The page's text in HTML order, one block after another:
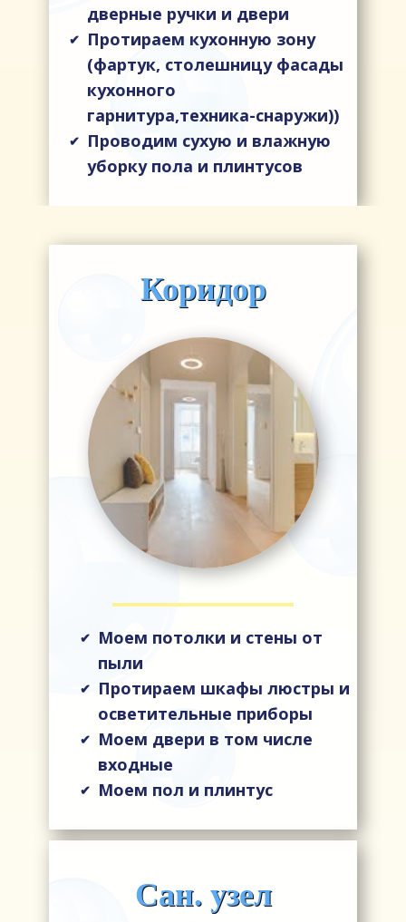
дверные ручки и двери
✔ Протираем кухонную зону
(фартук, столешницу фасады
кухонного
гарнитура,техника-снаружи))
✔ Проводим сухую и влажную
уборку пола и плинтусов
Коридор
✔ Моем потолки и стены от
пыли
✔ Протираем шкафы люстры и
осветительные приборы
✔ Моем двери в том числе
входные
✔ Моем пол и плинтус
Сан. узел